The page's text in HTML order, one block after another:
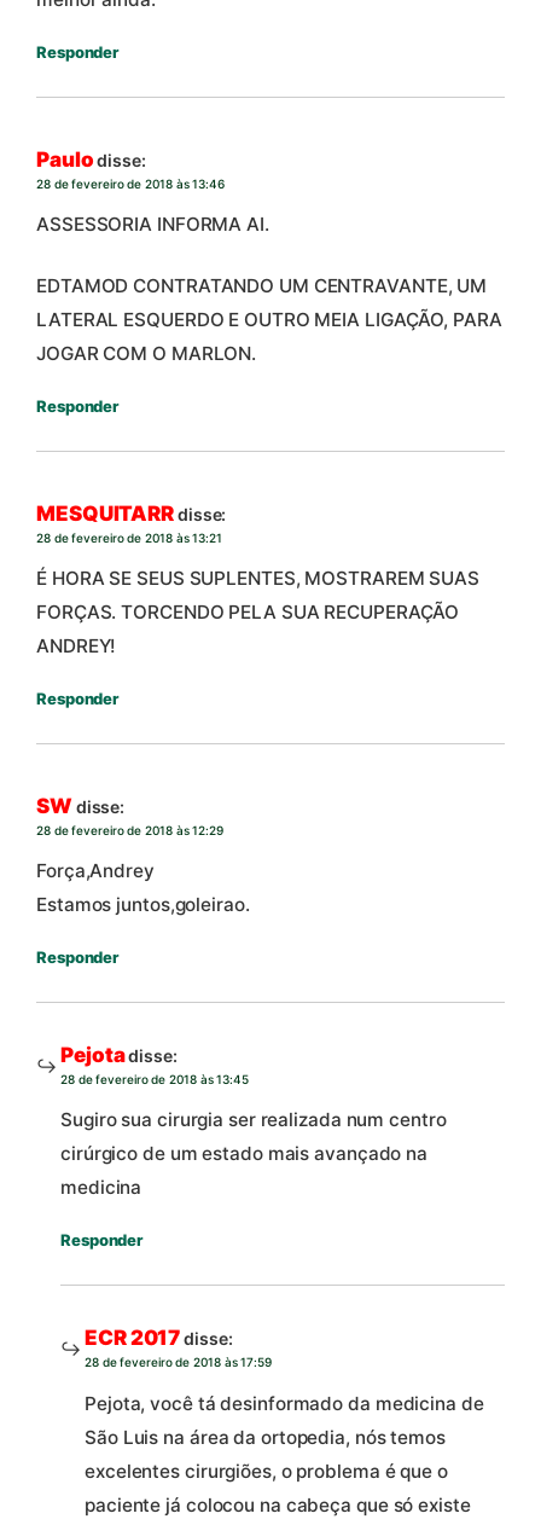
Responder
Paulo disse:
28 de fevereiro de 2018 às 13:46
ASSESSORIA INFORMA AI.
EDTAMOD CONTRATANDO UM CENTRAVANTE, UM
LATERAL ESQUERDO E OUTRO MEIA LIGAÇÃO, PARA
JOGAR COM O MARLON.
Responder
MESQUITARRdisse:
28 de fevereiro de 2018 às 13:21
É HORA SE SEUS SUPLENTES, MOSTRAREM SUAS
FORÇAS. TORCENDO PELA SUA RECUPERAÇÃO
ANDREY!
Responder
SWdisse:
28 de fevereiro de 2018 às 12:29
Força,Andrey
Estamos juntos,goleirao.
Responder
Pejotadisse:
28 de fevereiro de 2018 às 13:45
Sugiro sua cirurgia ser realizada num centro
cirúrgico de um estado mais avançado na
medicina
Responder
ECR 2017disse:
28 de fevereiro de 2018 às 17:59
Pejota, você tá desinformado da medicina de
São Luis na área da ortopedia, nós temos
excelentes cirurgiões, o problema é que o
paciente já colocou na cabeça que só existe